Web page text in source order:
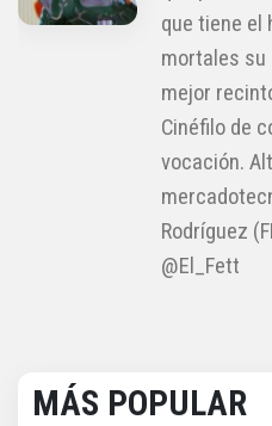
que tiene el
mortales su
mejor
Cinéfilo de
vocación.
Rodríguez
@El_Fett
MÁS POPULAR